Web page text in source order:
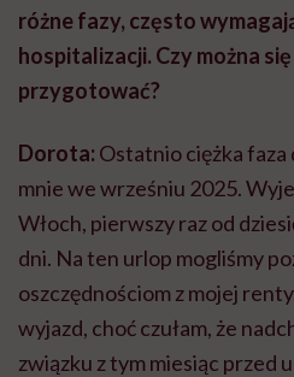
różne fazy, często
hospitalizacji. Czy można
przygotować?
Dorota: Ostatnio ciężka faza
mnie we wrześniu 2025.
Włoch, pierwszy raz od
dni. Na ten urlop mogliśmy
oszczędnościom z mojej
wyjazd, choć czułam, że
związku z tym miesiąc przed